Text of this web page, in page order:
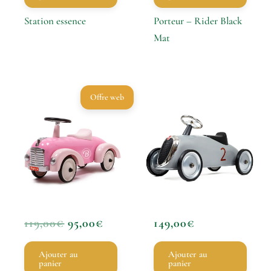
Station essence
Porteur – Rider Black
Mat
Offre web
119,00€
Prix
Initial
Était :
119,00€.
95,00€
Le
Prix
Est :
95,00€.
Ajouter au
panier
149,00€
Ajouter au
panier